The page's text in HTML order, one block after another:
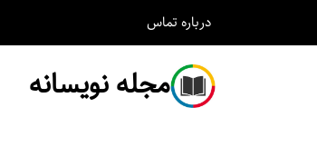
درباره تماس
مجله نویسانه